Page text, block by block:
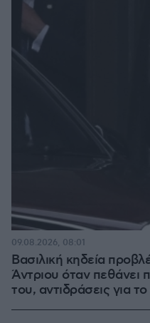
Βασιλική κηδεία
Άντριου όταν
του, αντιδράσεις για
09.08.2026, 08:01